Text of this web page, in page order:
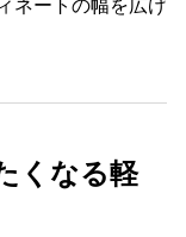
ネートの幅を広げ
くなる軽